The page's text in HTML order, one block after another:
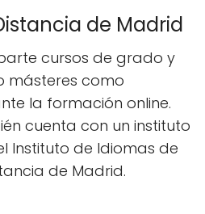
de Madrid
cursos de grado y
como
la formación online.
cuenta con un instituto
Instituto de Idiomas de
de Madrid.